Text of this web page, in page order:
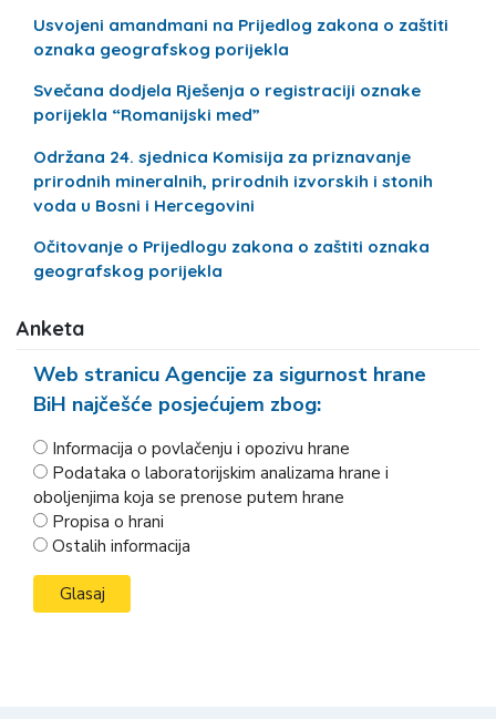
Usvojeni amandmani na Prijedlog zakona o zaštiti
oznaka geografskog porijekla
Svečana dodjela Rješenja o registraciji oznake
porijekla “Romanijski med”
Održana 24. sjednica Komisija za priznavanje
prirodnih mineralnih, prirodnih izvorskih i stonih
voda u Bosni i Hercegovini
Očitovanje o Prijedlogu zakona o zaštiti oznaka
geografskog porijekla
Anketa
Web stranicu Agencije za sigurnost hrane
BiH najčešće posjećujem zbog:
Informacija o povlačenju i opozivu hrane
Podataka o laboratorijskim analizama hrane i
oboljenjima koja se prenose putem hrane
Propisa o hrani
Ostalih informacija